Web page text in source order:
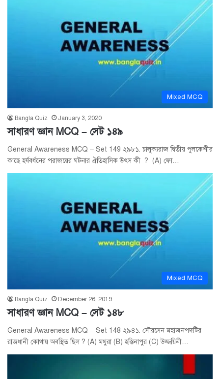
Mixed MCQ
Bangla Quiz January 3, 2020
সাধারণ জ্ঞান MCQ – সেট ১৪৯
General Awareness MCQ – Set 149 ২৯৮১. চালুক্যরাজ দ্বিতীয় পুলকেশীর
কাছে হর্ষবর্ধনের পরাজয়ের ঘটনার ঐতিহাসিক উৎস কী ? (A) ফো…
Mixed MCQ
Bangla Quiz December 26, 2019
সাধারণ জ্ঞান MCQ – সেট ১৪৮
General Awareness MCQ – Set 148 ২৯৪১. সৌরসেন মহাজনপদটির
রাজধানী কোথায় অবস্থিত ছিল ? (A) মথুরা (B) হস্তিনাপুর (C) উজ্জয়িনী…